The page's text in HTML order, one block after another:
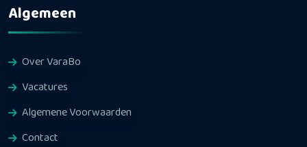
Algemeen
Over VaraBo
Vacatures
Algemene Voorwaarden
Contact